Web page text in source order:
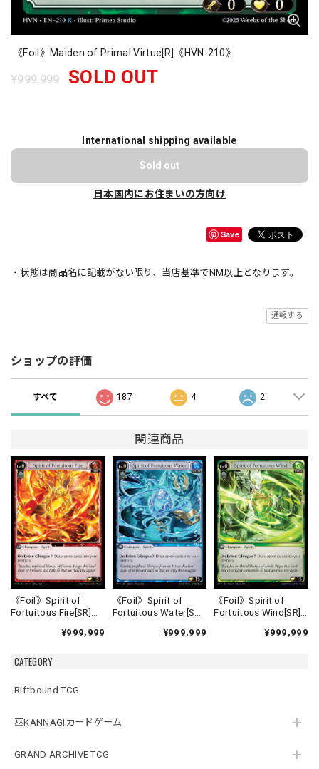
CATEGORY
Riftbound TCG
巫KANNAGIカードゲーム
GRAND ARCHIVE TCG
《Foil》Maiden of Primal Virtue[R]《HVN-210》
¥999,999 SOLD OUT
International shipping available
Sold out
日本国内にお住まいの方向け
Save
・状態は商品名に記載がない限り、当店基準でNM以上となります。
通報する
ショップの評価
すべて 187 4 2
関連商品
《Foil》Spirit of
Fortuitous Fire[SR]
¥999,999
《Foil》Spirit of
Fortuitous Water[SR]
¥999,999
《Foil》Spirit of
Fortuitous Wind[SR]
¥999,999